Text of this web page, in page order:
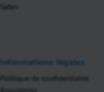
Safari
Informations légales
Politique de confidentialité
Assurances